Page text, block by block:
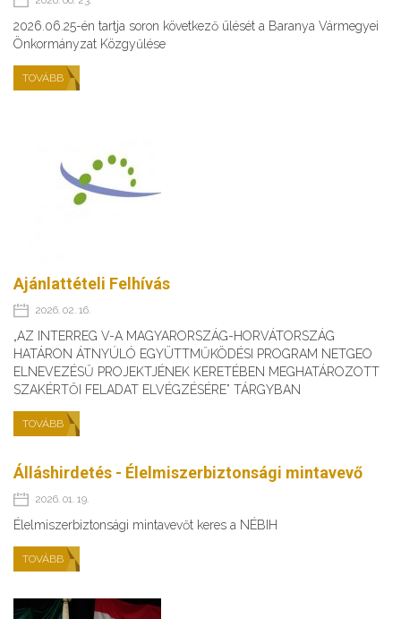
2026.06.25-én tartja soron következő ülését a Baranya Vármegyei
Önkormányzat Közgyűlése
TOVÁBB
Ajánlattételi Felhívás
2026. 02. 16.
„AZ INTERREG V-A MAGYARORSZÁG-HORVÁTORSZÁG
HATÁRON ÁTNYÚLÓ EGYÜTTMŰKÖDÉSI PROGRAM NETGEO
ELNEVEZÉSŰ PROJEKTJÉNEK KERETÉBEN MEGHATÁROZOTT
SZAKÉRTŐI FELADAT ELVÉGZÉSÉRE” TÁRGYBAN
TOVÁBB
Álláshirdetés - Élelmiszerbiztonsági mintavevő
2026. 01. 19.
Élelmiszerbiztonsági mintavevőt keres a NÉBIH
TOVÁBB